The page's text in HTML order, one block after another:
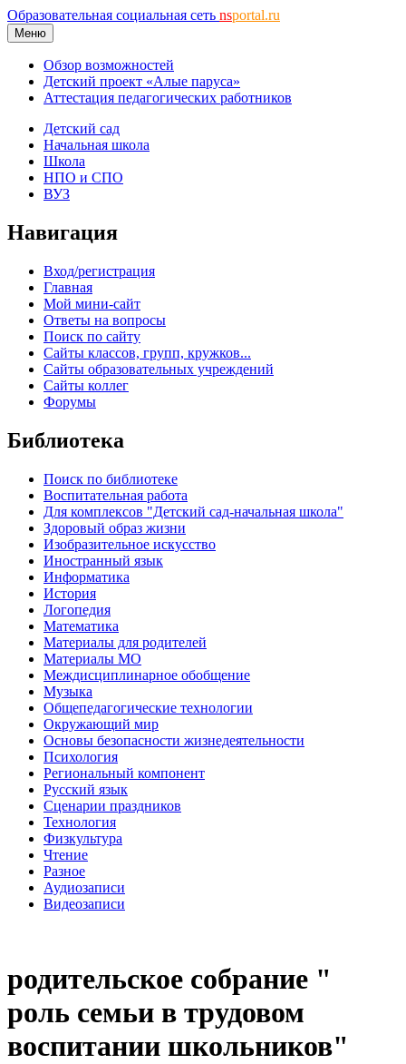
Образовательная социальная сеть nsportal.ru
Меню
Обзор возможностей
Детский проект «Алые паруса»
Аттестация педагогических работников
Детский сад
Начальная школа
Школа
НПО и СПО
ВУЗ
Навигация
Вход/регистрация
Главная
Мой мини-сайт
Ответы на вопросы
Поиск по сайту
Сайты классов, групп, кружков...
Сайты образовательных учреждений
Сайты коллег
Форумы
Библиотека
Поиск по библиотеке
Воспитательная работа
Для комплексов "Детский сад-начальная школа"
Здоровый образ жизни
Изобразительное искусство
Иностранный язык
Информатика
История
Логопедия
Математика
Материалы для родителей
Материалы МО
Междисциплинарное обобщение
Музыка
Общепедагогические технологии
Окружающий мир
Основы безопасности жизнедеятельности
Психология
Региональный компонент
Русский язык
Сценарии праздников
Технология
Физкультура
Чтение
Разное
Аудиозаписи
Видеозаписи
родительское собрание "
роль семьи в трудовом
воспитании школьников"